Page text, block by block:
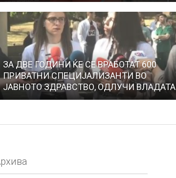
ЗА ДВЕ ГОДИНИ ЌЕ СЕ ВРАБОТАТ 600
ПРИВАТНИ СПЕЦИЈАЛИЗАНТИ ВО
ЈАВНОТО ЗДРАВСТВО, ОДЛУЧИ ВЛАДАТА